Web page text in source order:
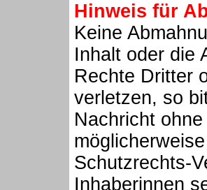
Hinweis für
Keine
Inhalt oder die
Rechte Dritter
verletzen, so
Nachricht
Schutzrechts-
Inhaberinnen